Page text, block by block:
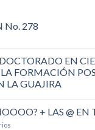
No. 278
EN
FORMACIÓN
LA GUAJIRA
+ LAS @